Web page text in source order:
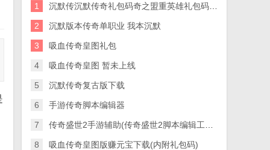
1 沉默传沉默传奇礼包码奇之盟重英雄礼包码大全 礼包码
2 沉默版本传奇单职业 我本沉默
3 吸血传奇皇图礼包
4 吸血传奇皇图 暂未上线
5 沉默传奇复古版下载
6 手游传奇脚本编辑器
7 传奇盛世2手游辅助(传奇盛世2脚本编辑工具)v1.9.8 升级版
8 吸血传奇皇图版赚元宝下载(内附礼包码)